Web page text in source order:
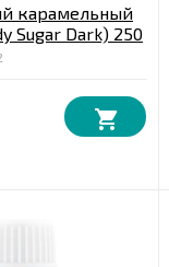
карамельный
Sugar Dark) 250